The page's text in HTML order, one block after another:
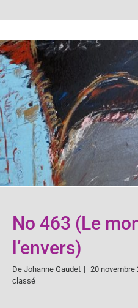
No 463 (Le
l’envers)
De Johanne Gaudet | 20 novembre
classé